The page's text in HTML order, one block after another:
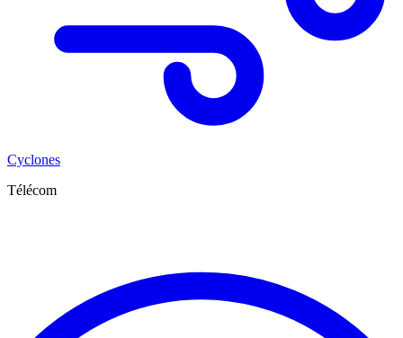
Cyclones
Télécom